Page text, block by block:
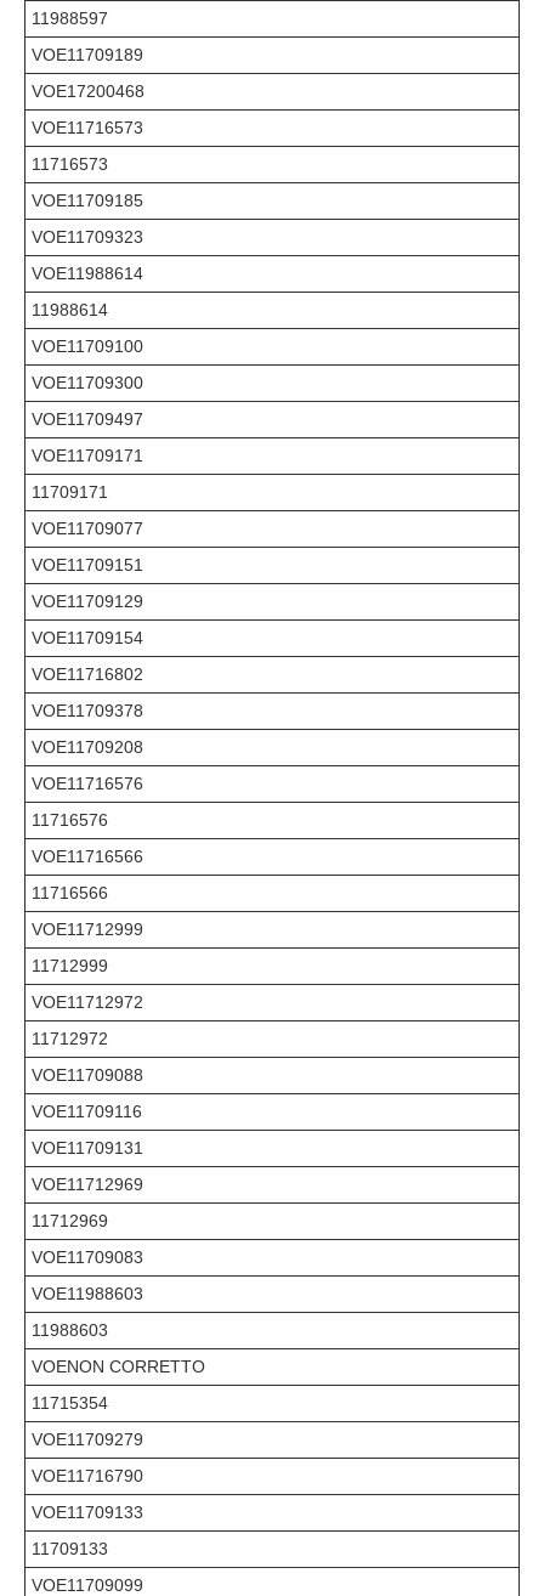
11988597
VOE11709189
VOE17200468
VOE11716573
11716573
VOE11709185
VOE11709323
VOE11988614
11988614
VOE11709100
VOE11709300
VOE11709497
VOE11709171
11709171
VOE11709077
VOE11709151
VOE11709129
VOE11709154
VOE11716802
VOE11709378
VOE11709208
VOE11716576
11716576
VOE11716566
11716566
VOE11712999
11712999
VOE11712972
11712972
VOE11709088
VOE11709116
VOE11709131
VOE11712969
11712969
VOE11709083
VOE11988603
11988603
VOENON CORRETTO
11715354
VOE11709279
VOE11716790
VOE11709133
11709133
VOE11709099